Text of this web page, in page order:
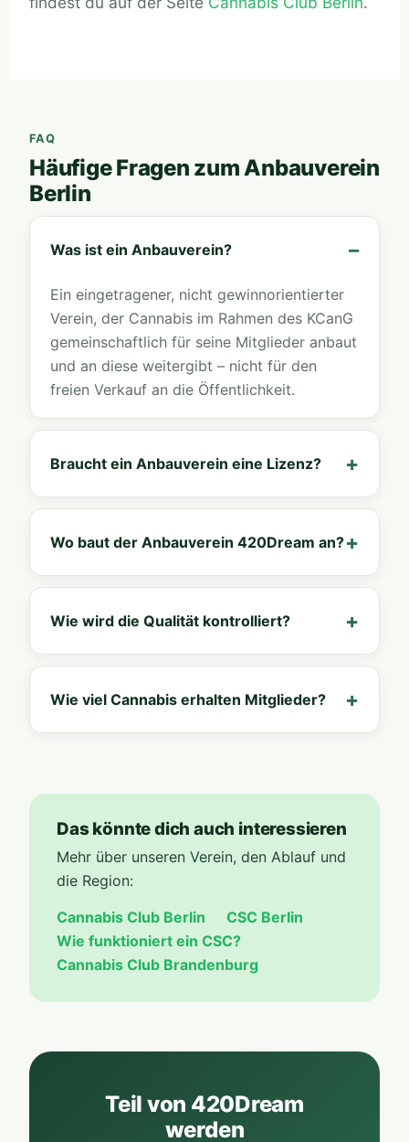
FAQ
Häufige Fragen zum Anbauverein
Berlin
Was ist ein Anbauverein?
Ein eingetragener, nicht gewinnorientierter
Verein, der Cannabis im Rahmen des KCanG
gemeinschaftlich für seine Mitglieder anbaut
und an diese weitergibt – nicht für den
freien Verkauf an die Öffentlichkeit.
Braucht ein Anbauverein eine Lizenz?
Wo baut der Anbauverein 420Dream an?
Wie wird die Qualität kontrolliert?
Wie viel Cannabis erhalten Mitglieder?
Das könnte dich auch interessieren
Mehr über unseren Verein, den Ablauf und
die Region:
Cannabis Club Berlin
CSC Berlin
Wie funktioniert ein CSC?
Cannabis Club Brandenburg
Teil von 420Dream
werden